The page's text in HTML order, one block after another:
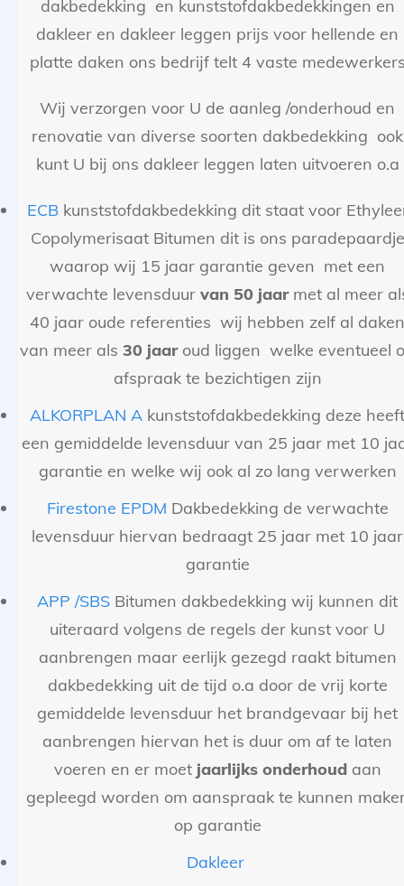
dakbedekking en kunststofdakbedekkingen en
dakleer en dakleer leggen prijs voor hellende en
platte daken ons bedrijf telt 4 vaste
Wij verzorgen voor U de aanleg /onderhoud en
renovatie van diverse soorten dakbedekking ook
kunt U bij ons dakleer leggen laten uitvoeren o.a
ECB kunststofdakbedekking dit staat voor
Copolymerisaat Bitumen dit is ons paradepaardje
waarop wij 15 jaar garantie geven met een
verwachte levensduur van 50 jaarmet al meer
40 jaar oude referenties wij hebben zelf al daken
van meer als 30 jaaroud liggen welke eventueel
afspraak te bezichtigen zijn
ALKORPLAN A kunststofdakbedekking deze heeft
een gemiddelde levensduur van 25 jaar met 10
garantie en welke wij ook al zo lang verwerken
Firestone EPDM Dakbedekking de verwachte
levensduur hiervan bedraagt 25 jaar met 10 jaar
garantie
APP /SBS Bitumen dakbedekking wij kunnen dit
uiteraard volgens de regels der kunst voor U
aanbrengen maar eerlijk gezegd raakt bitumen
dakbedekking uit de tijd o.a door de vrij korte
gemiddelde levensduur het brandgevaar bij het
aanbrengen hiervan het is duur om af te laten
voeren en er moetjaarlijks onderhoudaan
gepleegd worden om aanspraak te kunnen
op garantie
Dakleer